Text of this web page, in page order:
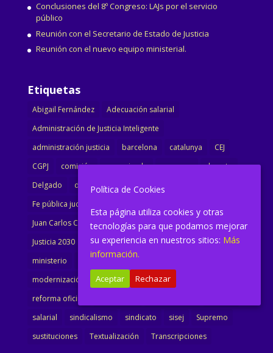
Conclusiones del 8º Congreso: LAJs por el servicio
público
Reunión con el Secretario de Estado de Justicia
Reunión con el nuevo equipo ministerial.
Etiquetas
Abigail Fernández
Adecuación salarial
Administración de Justicia Inteligente
administración justicia
barcelona catalunya
CEJ
CGPJ
comisión comunicado congreso
decreto
Delgado
dimisión Directora
Fe pública judicial
Juan Carlos Campo
Jurisprudencia
justicia
Justicia 2030
LAJ letrados
Marta Urbano
ministerio
Ministra Justicia
modernización
noticias Portavoz
reforma oficina
salarial
sindicalismo sindicato sisej
Supremo
sustituciones
Textualización Transcripciones
Política de Cookies
Esta página utiliza cookies y otras
tecnologías para que podamos mejorar
su experiencia en nuestros sitios: Más
información.
Aceptar Rechazar